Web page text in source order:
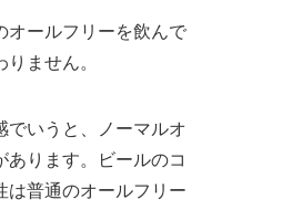
オールフリーを飲んで
ません。
でいうと、ノーマルオ
あります。ビールのコ
は普通のオールフリー